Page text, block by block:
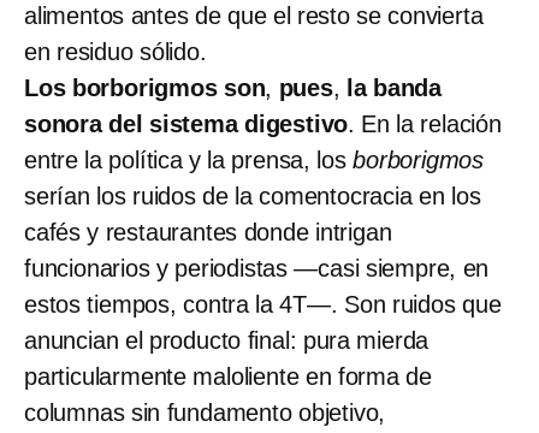
alimentos antes de que el resto se convierta
en residuo sólido.
Los borborigmos son, pues, la banda
sonora del sistema digestivo. En la relación
entre la política y la prensa, losborborigmos
serían los ruidos de la comentocracia en los
cafés y restaurantes donde intrigan
funcionarios y periodistas —casi siempre, en
estos tiempos, contra la 4T—. Son ruidos que
anuncian el producto final: pura mierda
particularmente maloliente en forma de
columnas sin fundamento objetivo,